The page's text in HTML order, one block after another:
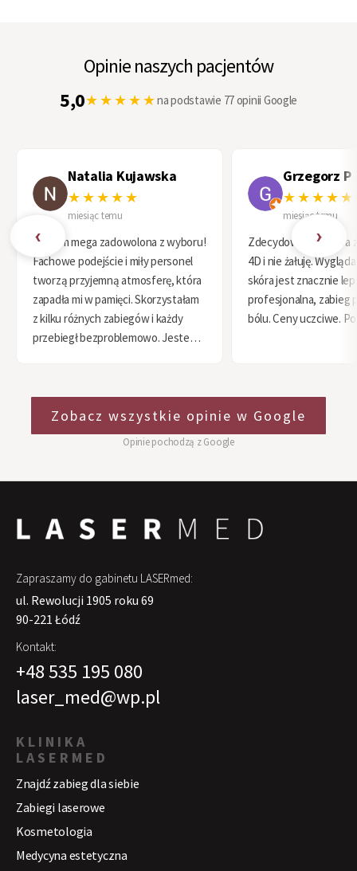
Opinie naszych pacjentów
5,0★★★★★na podstawie 77 opinii Google
‹
Natalia Kujawska
★★★★★
miesiąc temu
Jestem mega zadowolona z wyboru!
Fachowe podejście i miły personel
tworzą przyjemną atmosferę, która
zapadła mi w pamięci. Skorzystałam
z kilku różnych zabiegów i każdy
przebiegł bezproblemowo. Jestem
kto się waha!
Grzegorz P
★★★★★
miesiąc temu
Zdecydowałem się na
4D i nie żałuję.
skóra jest znacznie
profesjonalna, zabieg
bólu. Ceny uczciwe.
›
Zobacz wszystkie opinie w Google
Opinie pochodzą z Google
Zapraszamy do gabinetu LASERmed:
ul. Rewolucji 1905 roku 69
90-221 Łódź
Kontakt:
+48 535 195 080
laser_med@wp.pl
KLINIKA
LASERMED
Znajdź zabieg dla siebie
Zabiegi laserowe
Kosmetologia
Medycyna estetyczna